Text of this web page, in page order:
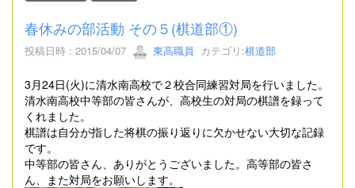
春休みの部活動 その５(棋道部①)
投稿日時 : 2015/04/07 東高職員 カテゴリ:棋道部
3月24日(火)に清水南高校で２校合同練習対局を行いました。
清水南高校中等部の皆さんが、高校生の対局の棋譜を録って
くれました。
棋譜は自分が指した将棋の振り返りに欠かせない大切な記録
です。
中等部の皆さん、ありがとうございました。高等部の皆さ
ん、また対局をお願いします。